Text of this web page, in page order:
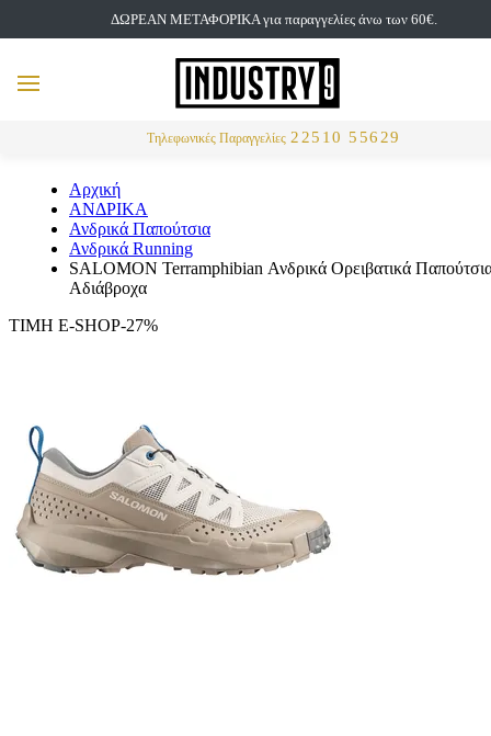
ΔΩΡΕΑΝ ΜΕΤΑΦΟΡΙΚΑ για παραγγελίες άνω των 60€.
Τηλεφωνικές Παραγγελίες 22510 55629
MENU
Αρχική
ΑΝΔΡΙΚΑ
Ανδρικά Παπούτσια
Ανδρικά Running
SALOMON Terramphibian Ανδρικά Ορειβατικά
Αδιάβροχα
ΤΙΜΗ E-SHOP-27%